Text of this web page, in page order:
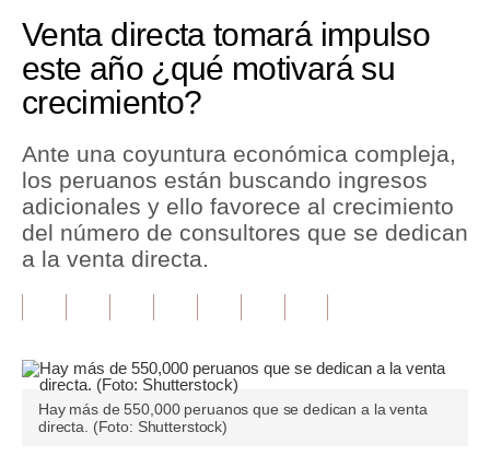
Perú
Política
Finanzas Personales
Inmobiliarias
Plus G
Pregunta de hoy
Venta directa tomará impulso
este año ¿qué motivará su
crecimiento?
Ante una coyuntura económica compleja,
los peruanos están buscando ingresos
adicionales y ello favorece al crecimiento
del número de consultores que se dedican
a la venta directa.
Hay más de 550,000 peruanos que se dedican a la venta
directa. (Foto: Shutterstock)